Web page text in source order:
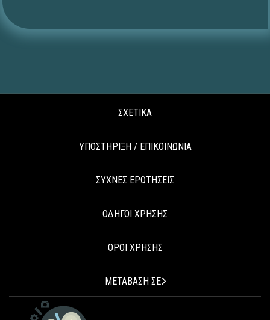
ΣΧΕΤΙΚΑ
ΥΠΟΣΤΗΡΙΞΗ / ΕΠΙΚΟΙΝΩΝΙΑ
ΣΥΧΝΕΣ ΕΡΩΤΗΣΕΙΣ
ΟΔΗΓΟΙ ΧΡΗΣΗΣ
ΟΡΟΙ ΧΡΗΣΗΣ
ΜΕΤΑΒΑΣΗ ΣΕ